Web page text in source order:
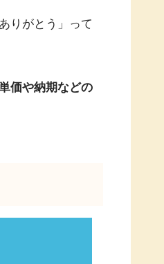
りがとう」って
価や納期などの